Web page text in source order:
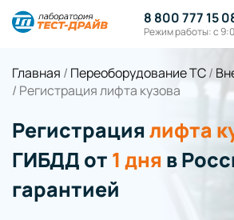
8 800 777 15
Режим работы: с
Главная / Переоборудование ТС/
/ Регистрация лифта кузова
Регистрация лифта
ГИБДД от 1 дня в
гарантией